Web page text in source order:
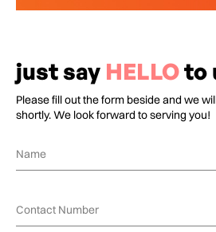
just say HELLOto
Please fill out the form beside and we
shortly. We look forward to serving you!